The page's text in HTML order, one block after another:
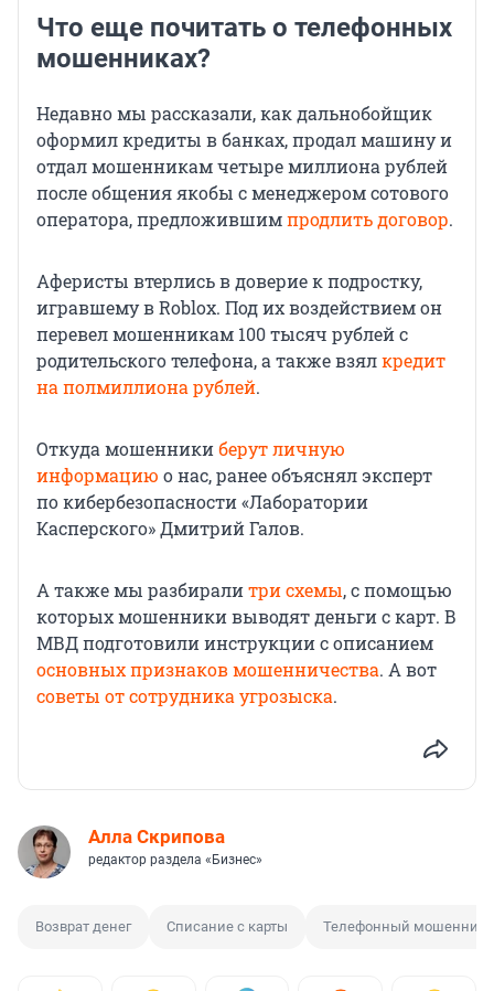
Что еще почитать о телефонных
мошенниках?
Недавно мы рассказали, как дальнобойщик
оформил кредиты в банках, продал машину и
отдал мошенникам четыре миллиона рублей
после общения якобы с менеджером сотового
оператора, предложившимпродлить договор.
Аферисты втерлись в доверие к подростку,
игравшему в Roblox. Под их воздействием он
перевел мошенникам 100 тысяч рублей с
родительского телефона, а также взялкредит
на полмиллиона рублей.
Откуда мошенникиберут личную
информацию о нас, ранее объяснял эксперт
по кибербезопасности «Лаборатории
Касперского» Дмитрий Галов.
А также мы разбиралитри схемы, с помощью
которых мошенники выводят деньги с карт. В
МВД подготовили инструкции с описанием
основных признаков мошенничества. А вот
советы от сотрудника угрозыска.
Алла Скрипова
редактор раздела «Бизнес»
Возврат денег Списание с карты Телефонный мошенник